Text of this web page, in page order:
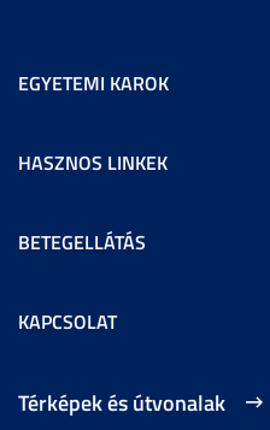
EGYETEMI KAROK
HASZNOS LINKEK
BETEGELLÁTÁS
KAPCSOLAT
Térképek és útvonalak